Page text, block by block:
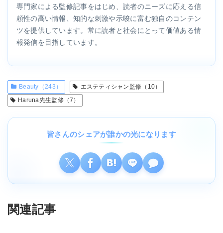
専門家による監修記事をはじめ、読者のニーズに応える信
頼性の高い情報、知的な刺激や示唆に富む独自のコンテン
ツを提供しています。常に読者と社会にとって価値ある情
報発信を目指しています。
Beauty（243）
エステティシャン監修（10）
Haruna先生監修（7）
皆さんのシェアが誰かの光になります
関連記事